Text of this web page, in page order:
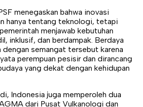
menegaskan bahwa inovasi
hanya tentang teknologi, tetapi
menjawab kebutuhan
inklusif, dan berdampak. Berdaya
dengan semangat tersebut karena
perempuan pesisir dan dirancang
yang dekat dengan kehidupan
Indonesia juga memperoleh dua
dari Pusat Vulkanologi dan